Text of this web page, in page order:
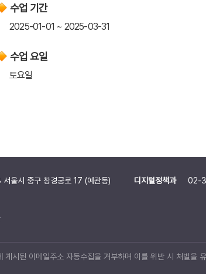
수업 기간
2025-01-01 ~ 2025-03-31
수업 요일
토요일
울시 중구 창경궁로 17 (예관동) 디지털정책과 02-
게시된 이메일주소 자동수집을 거부하며 이를 위반 시 처벌을